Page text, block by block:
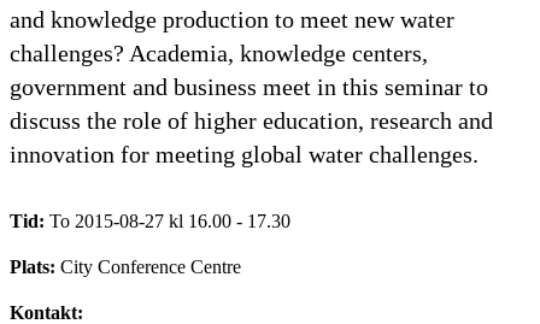
and knowledge production to meet new water
challenges? Academia, knowledge centers,
government and business meet in this seminar to
discuss the role of higher education, research and
innovation for meeting global water challenges.
Tid: To 2015-08-27 kl 16.00 - 17.30
Plats: City Conference Centre
Kontakt: